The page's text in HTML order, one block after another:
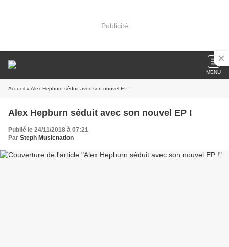
Publicité
MENU
Accueil » Alex Hepburn séduit avec son nouvel EP !
Alex Hepburn séduit avec son nouvel EP !
Publié le 24/11/2018 à 07:21
Par Steph Musicnation